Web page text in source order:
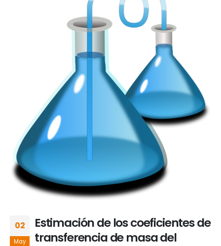
02
May
Estimación de los coeficientes de
transferencia de masa del